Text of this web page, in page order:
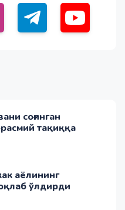
соғинган
тақиққа
аёлининг
ўлдирди